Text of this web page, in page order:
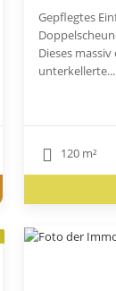
Gepflegtes
Dieses
unterkellerte...
120 m²